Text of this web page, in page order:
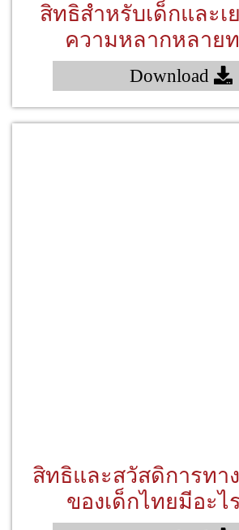
สิทธิสำหรับเด็กและเ
ความหลากหลาย
Download
สิทธิและสวัสดิการทา
ของเด็กไทยมีอะไ